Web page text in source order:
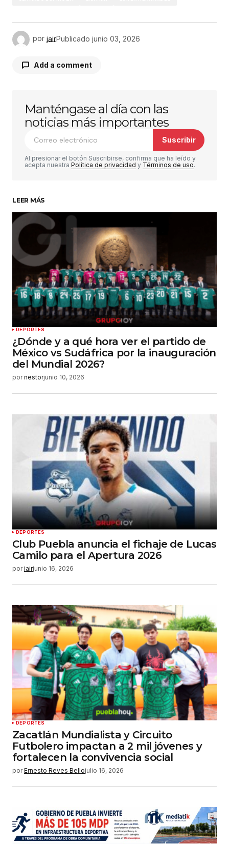
por jairPublicado junio 03, 2026
Add a comment
Tu dirección de correo electrónico no será
publicada. Los campos obligatorios están
marcados con*
Comentario*
Su nombre
Tu correo electrónico*
Guardar mi nombre, correo electrónico y sitio
web en este navegador para la próxima vez que
haga un comentario.
Enviar comentario
Manténgase al día con las
noticias más importantes
Suscribir
Al presionar el botón Suscribirse, confirma que ha leído y
acepta nuestra Política de privacidad y Términos de uso.
LEER MÁS
DEPORTES
¿Dónde y a qué hora ver el partido de
México vs Sudáfrica por la inauguración
del Mundial 2026?
por nestorjunio 10, 2026
DEPORTES
Club Puebla anuncia el fichaje de Lucas
Camilo para el Apertura 2026
por jairjunio 16, 2026
DEPORTES
Zacatlán Mundialista y Circuito
Futbolero impactan a 2 mil jóvenes y
fortalecen la convivencia social
por Ernesto Reyes Bellojulio 16, 2026